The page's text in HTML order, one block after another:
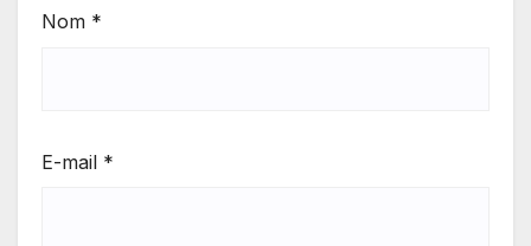
Nom *
E-mail *